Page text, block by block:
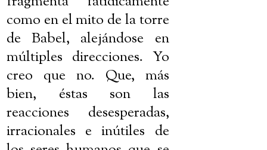
como en el mito de la torre
de Babel, alejándose en
múltiples direcciones. Yo
creo que no. Que, más
bien, éstas son las
reacciones desesperadas,
irracionales e inútiles de